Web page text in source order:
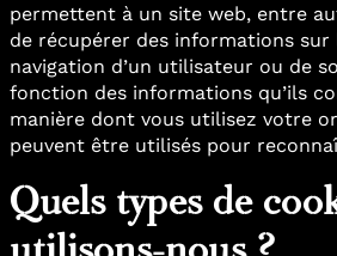
permettent à un site web, entre
de récupérer des informations sur
navigation d’un utilisateur ou de
fonction des informations qu’ils
manière dont vous utilisez votre
peuvent être utilisés pour
Quels types de